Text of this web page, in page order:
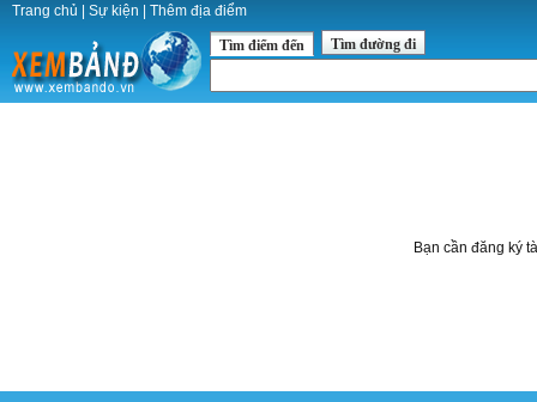
Trang chủ Sự kiện Thêm địa điểm
Tìm điểm đến Tìm đường đi
Bạn cần đăng ký